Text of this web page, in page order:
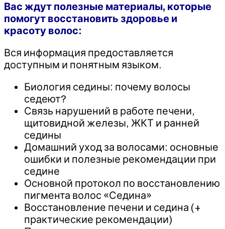
Вас ждут полезные материалы, которые
помогут восстановить здоровье и
красоту волос:
Вся информация предоставляется
доступным и понятным языком.
Биология седины: почему волосы
седеют?
Связь нарушений в работе печени,
щитовидной железы, ЖКТ и ранней
седины
Домашний уход за волосами: основные
ошибки и полезные рекомендации при
седине
Основной протокол по восстановлению
пигмента волос «Седина»
Восстановление печени и седина (+
практические рекомендации)